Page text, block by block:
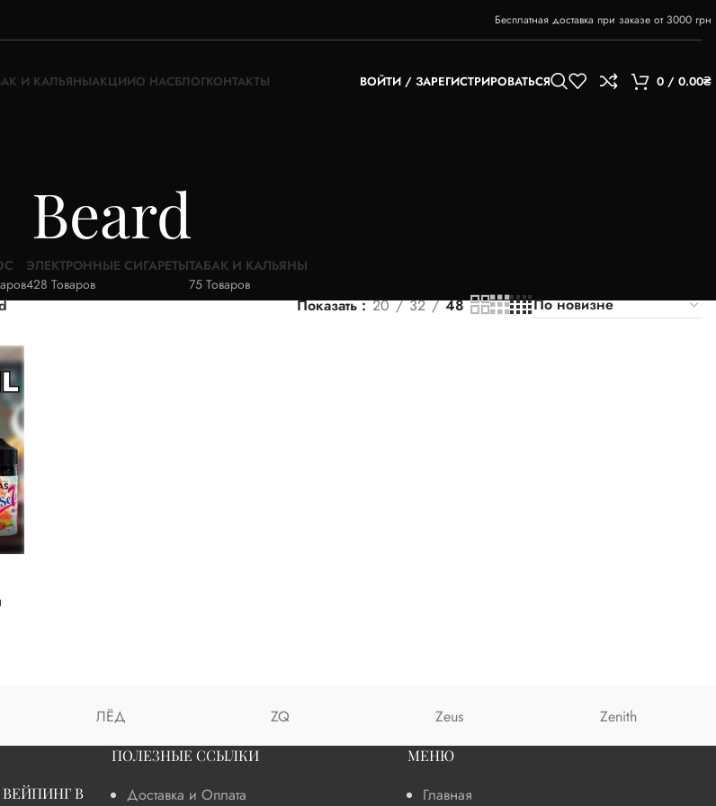
Бесплатная доставка при заказе от 3000 грн
И КАЛЬЯНЫАКЦИИО НАСБЛОГКОНТАКТЫ ВОЙТИ / ЗАРЕГИСТРИРОВАТЬСЯ 0 / 0.00₴
Beard
ЭЛЕКТРОННЫЕ СИГАРЕТЫ
428 Товаров
ТАБАК И КАЛЬЯНЫ
75 Товаров
Показать 20 32 48
ЛЁД ZQ Zeus Zenith
В
ПОЛЕЗНЫЕ ССЫЛКИ
Доставка и Оплата
МЕНЮ
Главная